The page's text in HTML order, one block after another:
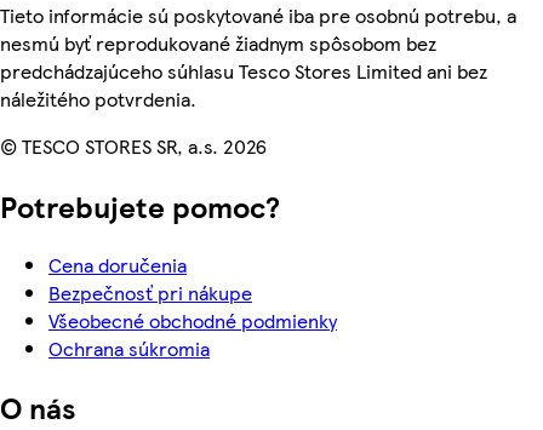
Tieto informácie sú poskytované iba pre osobnú potrebu, a
nesmú byť reprodukované žiadnym spôsobom bez
predchádzajúceho súhlasu Tesco Stores Limited ani bez
náležitého potvrdenia.
© TESCO STORES SR, a.s. 2026
Potrebujete pomoc?
Cena doručenia
Bezpečnosť pri nákupe
Všeobecné obchodné podmienky
Ochrana súkromia
O nás